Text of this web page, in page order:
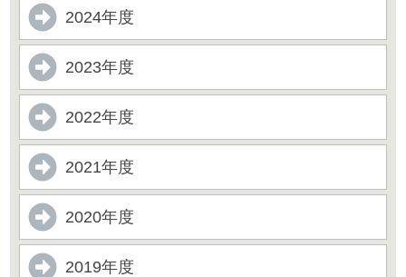
2024年度
2023年度
2022年度
2021年度
2020年度
2019年度